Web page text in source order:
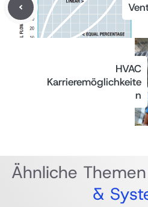
HVAC
Karrieremöglichkeite
n
Ähnliche
&